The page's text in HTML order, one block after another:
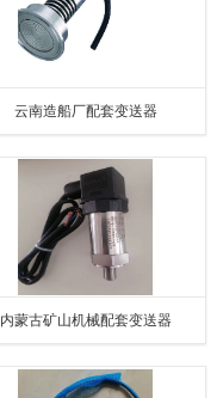
云南造船厂配套变送器
内蒙古矿山机械配套变送器